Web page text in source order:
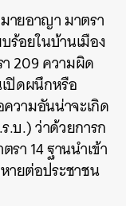
ายอาญา มาตรา
ร้อยในบ้านเมือง
209 ความผิด
ปิดผนึกหรือ
วามอันน่าจะเกิด
บ.) ว่าด้วยการก
า 14 ฐานนำเข้า
ายต่อประชาชน